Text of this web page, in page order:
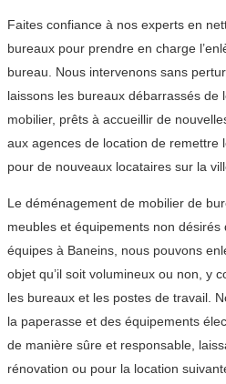
Faites confiance à nos experts en
bureaux pour prendre en charge
bureau. Nous intervenons sans
laissons les bureaux débarrassés de
mobilier, prêts à accueillir de
aux agences de location de remettre
pour de nouveaux locataires sur la
Le déménagement de mobilier de
meubles et équipements non désirés
équipes à Baneins, nous pouvons
objet qu’il soit volumineux ou non, y
les bureaux et les postes de travail.
la paperasse et des équipements
de manière sûre et responsable,
rénovation ou pour la location